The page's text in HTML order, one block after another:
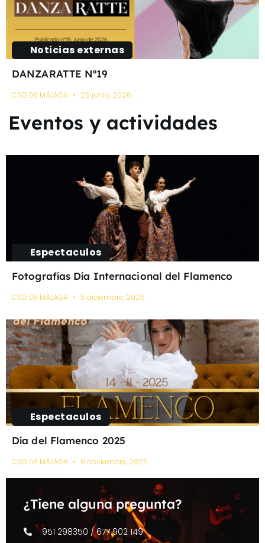
Noticias externas
DANZARATTE Nº19
CSD DE MÁLAGA 25 junio, 2026
Eventos y actividades
Espectaculos
Fotografías Día Internacional del Flamenco
CSD DE MÁLAGA 5 diciembre, 2025
Espectaculos
Día del Flamenco 2025
CSD DE MÁLAGA 9 noviembre, 2025
¿Tiene alguna pregunta?
951 298350 / 677 902 149